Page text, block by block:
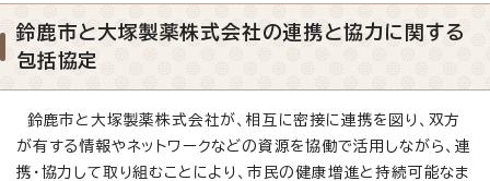
鈴鹿市と大塚製薬株式会社の連携と協力に関する
包括協定
鈴鹿市と大塚製薬株式会社が、相互に密接に連携を図り、双方
が有する情報やネットワークなどの資源を協働で活用しながら、連
携・協力して取り組むことにより、市民の健康増進と持続可能なま